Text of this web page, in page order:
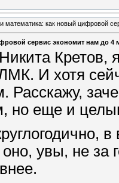
математика: как новый цифровой
сервис экономит нам до 4
Кретов,
И хотя
Расскажу,
но еще и
в
оно, увы, не